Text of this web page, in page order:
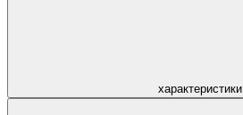
характеристики